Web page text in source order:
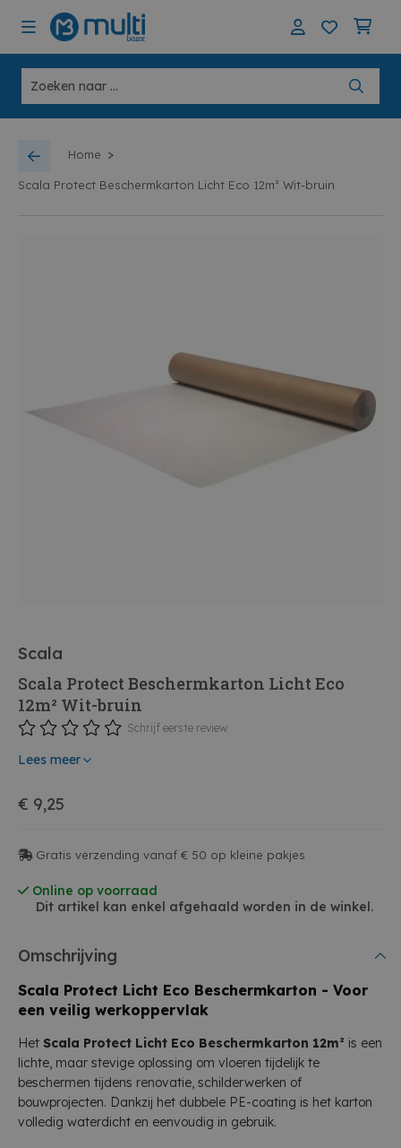
Home >
Scala Protect Beschermkarton Licht Eco 12m² Wit-bruin
Scala
Scala Protect Beschermkarton Licht Eco
12m² Wit-bruin
Schrijf eerste review
Lees meer
€ 9,25
Gratis verzending vanaf € 50 op kleine pakjes
Online op voorraad
Dit artikel kan enkel afgehaald worden in de winkel.
Omschrijving
Scala Protect Licht Eco Beschermkarton - Voor
een veilig werkoppervlak
Het Scala Protect Licht Eco Beschermkarton 12m² is een
lichte, maar stevige oplossing om vloeren tijdelijk te
beschermen tijdens renovatie, schilderwerken of
bouwprojecten. Dankzij het dubbele PE-coating is het karton
volledig waterdicht en eenvoudig in gebruik.